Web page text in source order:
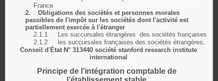
France
2.
Obligations des sociétés et personnes morales
passibles de l'impôt sur les sociétés dont l'activité est
partiellement exercée à l'étranger
2.1.1
Les succursales étrangères
des sociétés françaises
2.1.2
les succursales françaises des sociétés étrangères,
Conseil d'État N° 313440 société stanford research institute
international
Principe de l’intégration comptable de